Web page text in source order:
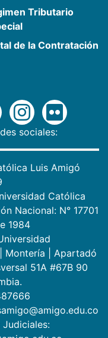
Tributario
de la Contratación
sociales:
Luis Amigó
Católica
Nacional: N° 17701
1984
Montería
Apartadó
51A #67B 90